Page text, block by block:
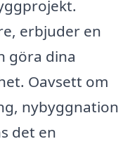
erbjuder en
göra dina
Oavsett om
nybyggnation
det en